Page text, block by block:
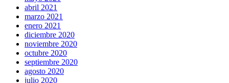
abril 2021
marzo 2021
enero 2021
diciembre 2020
noviembre 2020
octubre 2020
septiembre 2020
agosto 2020
julio 2020